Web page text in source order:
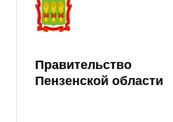
Правительство
Пензенской области